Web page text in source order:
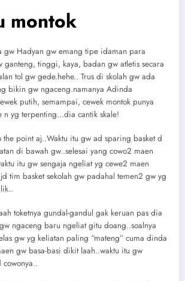
montok
gw Hadyan gw emang tipe idaman para
tinggi, kaya, badan gw atletis secara
tol gw gede.hehe.. Trus di skolah gw ada
bikin gw ngaceng.namanya Adinda
putih, semampai, cewek montok punya
n yg terpenting…dia cantik skale!
the point aj..Waktu itu gw ad sparing basket d
di bawah gw..selesai yang cowo2 maen
itu gw sengaja ngeliat yg cewe2 maen
tim basket sekolah gw padahal temen2 gw yg
toketnya gundal-gandul gak keruan pas dia
ngaceng baru ngeliat gitu doang..soalnya
gw yg keliatan paling “mateng” cuma dinda
gw basa-basi dikit laah..waktu itu gw